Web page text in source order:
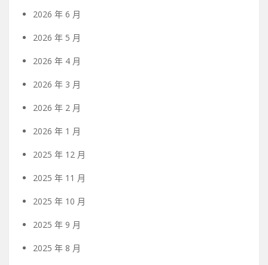
2026 年 6 月
2026 年 5 月
2026 年 4 月
2026 年 3 月
2026 年 2 月
2026 年 1 月
2025 年 12 月
2025 年 11 月
2025 年 10 月
2025 年 9 月
2025 年 8 月